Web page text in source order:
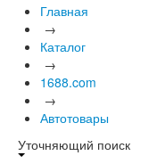
Главная
→
Каталог
→
1688.com
→
Автотовары
Уточняющий поиск